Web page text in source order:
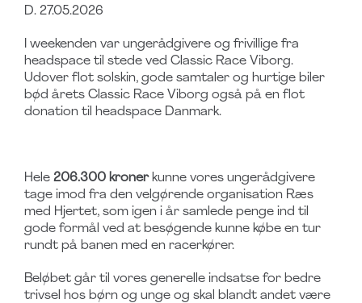
D. 27.05.2026
I weekenden var ungerådgivere og frivillige fra
headspace til stede ved Classic Race Viborg.
Udover flot solskin, gode samtaler og hurtige biler
bød årets Classic Race Viborg også på en flot
donation til headspace Danmark.
Hele 206.300 kroner kunne vores ungerådgivere
tage imod fra den velgørende organisation Ræs
med Hjertet, som igen i år samlede penge ind til
gode formål ved at besøgende kunne købe en tur
rundt på banen med en racerkører.
Beløbet går til vores generelle indsatse for bedre
trivsel hos børn og unge og skal blandt andet være